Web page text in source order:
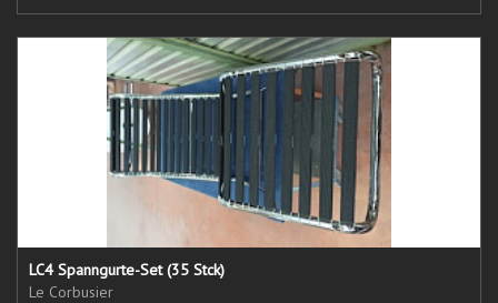
LC4 Spanngurte-Set (35 Stck)
Le Corbusier